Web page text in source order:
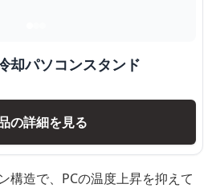
却パソコンスタンド
の詳細を見る
構造で、PCの温度上昇を抑えて